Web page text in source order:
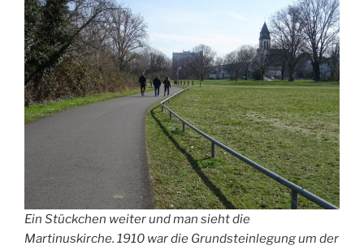
Ein Stückchen weiter und man sieht die
Martinuskirche. 1910 war die Grundsteinlegung um der